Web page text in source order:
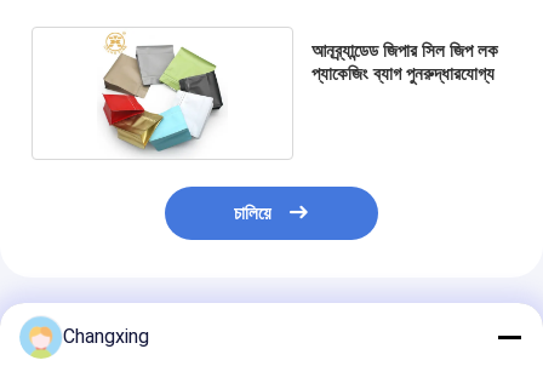
আনব্র্যান্ডেড জিপার সিল জিপ লক
প্যাকেজিং ব্যাগ পুনরুদ্ধারযোগ্য
চালিয়ে
প্রস্তাবিত পণ্য
Changxing